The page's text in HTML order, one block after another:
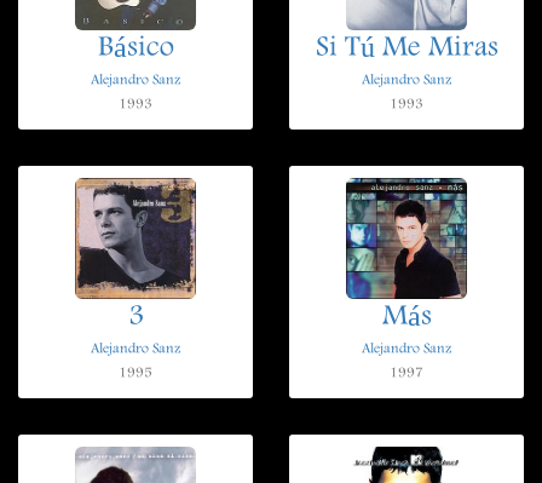
Básico
Alejandro Sanz
1993
Si Tú Me Miras
Alejandro Sanz
1993
3
Alejandro Sanz
1995
Más
Alejandro Sanz
1997